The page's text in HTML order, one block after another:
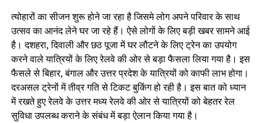
त्योहारों का सीजन शुरू होने जा रहा है जिसमे लोग अपने परिवार के साथ
उत्सव का आनंद लेने घर जा रहे हैं। ऐसे लोगों के लिए बड़ी खबर सामने आई
है। दशहरा, दिवाली और छठ पूजा में घर लौटने के लिए ट्रेन का उपयोग
करने वाले यात्रियों के लिए रेलवे की ओर से बड़ा फैसला लिया गया है। इस
फैसले से बिहार, बंगाल और उत्तर प्रदेश के यात्रियों को काफी लाभ होगा।
दरअसल ट्रेनों में तीव्र गति से टिकट बुकिंग हो रही है। इस बात को ध्यान
में रखते हुए रेलवे के उत्तर मध्य रेलवे की ओर से यात्रियों को बेहतर रेल
सुविधा उपलब्ध कराने के संबंध में बड़ा ऐलान किया गया है।